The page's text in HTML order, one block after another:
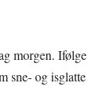
morgen. Ifølge
sne- og isglatte